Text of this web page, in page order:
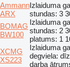
Ammann
ARX
Izlaiduma
stundas: 3
BOMAG
BW100
Izlaiduma
stundas: 2
platums: 1
XCMG
XS223
Izlaiduma
degviela:
darba